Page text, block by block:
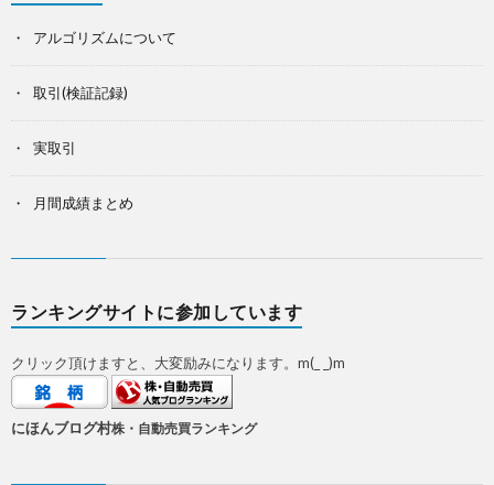
アルゴリズムについて
取引(検証記録)
実取引
月間成績まとめ
ランキングサイトに参加しています
クリック頂けますと、大変励みになります。m(_ _)m
にほんブログ村株・自動売買ランキング